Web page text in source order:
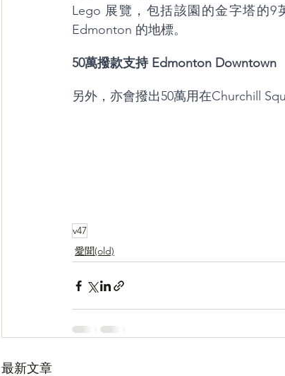
Lego 展覽，包括該園的金字塔的9
Edmonton 的地標。
50萬撥款支持 Edmonton Downtown
另外，亦會撥出50萬用在Churchill
v47
愛聞(old)
最新文章